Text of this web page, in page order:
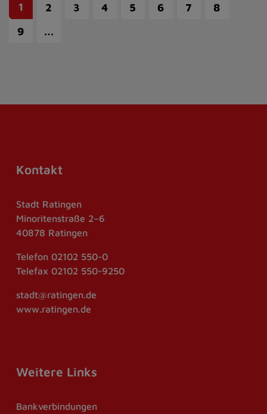
1 2 3 4 5 6 7
8
9
…
Kontakt
Stadt Ratingen
Minoritenstraße 2–6
40878 Ratingen
Telefon 02102 550-0
Telefax 02102 550-9250
stadt@ratingen.de
www.ratingen.de
Weitere Links
Bankverbindungen